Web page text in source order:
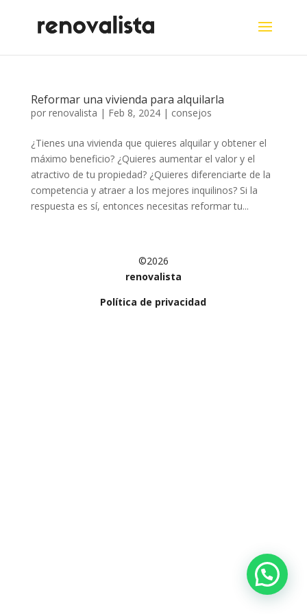
Reformar una vivienda para alquilarla
por renovalista | Feb 8, 2024| consejos
¿Tienes una vivienda que quieres alquilar y obtener el
máximo beneficio? ¿Quieres aumentar el valor y el
atractivo de tu propiedad? ¿Quieres diferenciarte de la
competencia y atraer a los mejores inquilinos? Si la
respuesta es sí, entonces necesitas reformar tu...
©2026
renovalista
Política de privacidad